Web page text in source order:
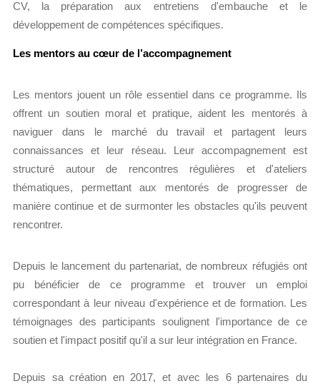
CV, la préparation aux entretiens d'embauche et le
développement de compétences spécifiques.
Les mentors au cœur de l’accompagnement
Les mentors jouent un rôle essentiel dans ce programme. Ils
offrent un soutien moral et pratique, aident les mentorés à
naviguer dans le marché du travail et partagent leurs
connaissances et leur réseau. Leur accompagnement est
structuré autour de rencontres régulières et d'ateliers
thématiques, permettant aux mentorés de progresser de
manière continue et de surmonter les obstacles qu'ils peuvent
rencontrer.
Depuis le lancement du partenariat, de nombreux réfugiés ont
pu bénéficier de ce programme et trouver un emploi
correspondant à leur niveau d'expérience et de formation. Les
témoignages des participants soulignent l'importance de ce
soutien et l'impact positif qu'il a sur leur intégration en France.
Depuis sa création en 2017, et avec les 6 partenaires du